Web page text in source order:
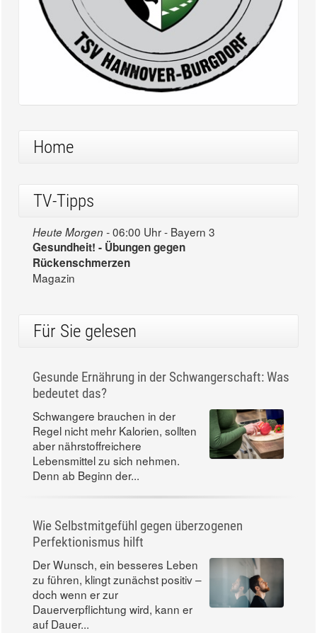
Home
TV-Tipps
Heute Morgen -06:00 Uhr - Bayern 3
Gesundheit! - Übungen gegen
Rückenschmerzen
Magazin
Für Sie gelesen
Gesunde Ernährung in der Schwangerschaft: Was
bedeutet das?
Schwangere brauchen in der
Regel nicht mehr Kalorien, sollten
aber nährstoffreichere
Lebensmittel zu sich nehmen.
Denn ab Beginn der...
Wie Selbstmitgefühl gegen überzogenen
Perfektionismus hilft
Der Wunsch, ein besseres Leben
zu führen, klingt zunächst positiv –
doch wenn er zur
Dauerverpflichtung wird, kann er
auf Dauer...